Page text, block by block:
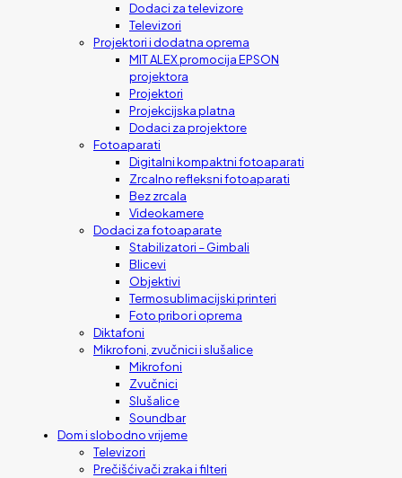
Dodaci za televizore
Televizori
Projektori i dodatna oprema
MIT ALEX promocija EPSON
projektora
Projektori
Projekcijska platna
Dodaci za projektore
Fotoaparati
Digitalni kompaktni fotoaparati
Zrcalno refleksni fotoaparati
Bez zrcala
Videokamere
Dodaci za fotoaparate
Stabilizatori – Gimbali
Blicevi
Objektivi
Termosublimacijski printeri
Foto pribor i oprema
Diktafoni
Mikrofoni, zvučnici i slušalice
Mikrofoni
Zvučnici
Slušalice
Soundbar
Dom i slobodno vrijeme
Televizori
Prečišćivači zraka i filteri